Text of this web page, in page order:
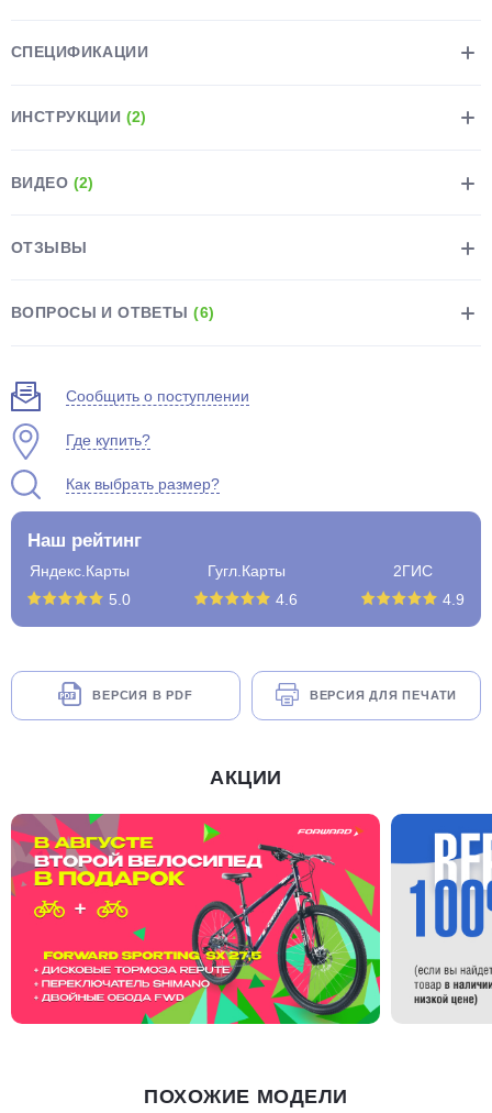
СПЕЦИФИКАЦИИ
ИНСТРУКЦИИ (2)
ВИДЕО (2)
ОТЗЫВЫ
ВОПРОСЫ И ОТВЕТЫ(6)
Сообщить о поступлении
Где купить?
Как выбрать размер?
Наш рейтинг
Яндекс.Карты
5.0
Гугл.Карты
4.6
2ГИС
4.9
ВЕРСИЯ В PDF ВЕРСИЯ ДЛЯ ПЕЧАТИ
АКЦИИ
ПОХОЖИЕ МОДЕЛИ